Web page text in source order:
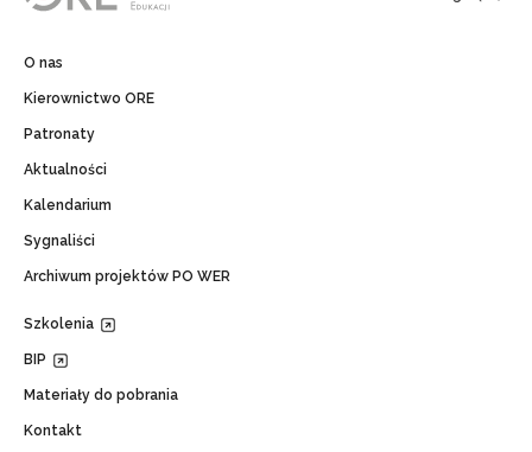
O nas
Kierownictwo ORE
Patronaty
Aktualności
Kalendarium
Sygnaliści
Archiwum projektów PO WER
Szkolenia
BIP
Materiały do pobrania
Kontakt